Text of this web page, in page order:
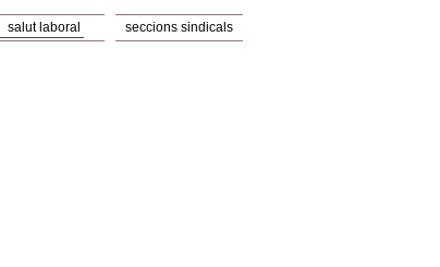
salut laboral seccions sindicals